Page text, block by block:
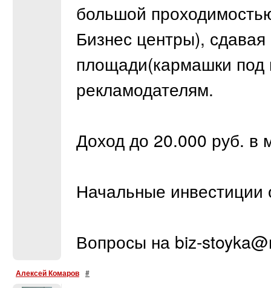
большой
Бизнес центры),
площади(кармашки
рекламодателям.
Доход до 20.000 руб. в
Начальные инвестиции
Вопросы на biz-
Алексей Комаров #